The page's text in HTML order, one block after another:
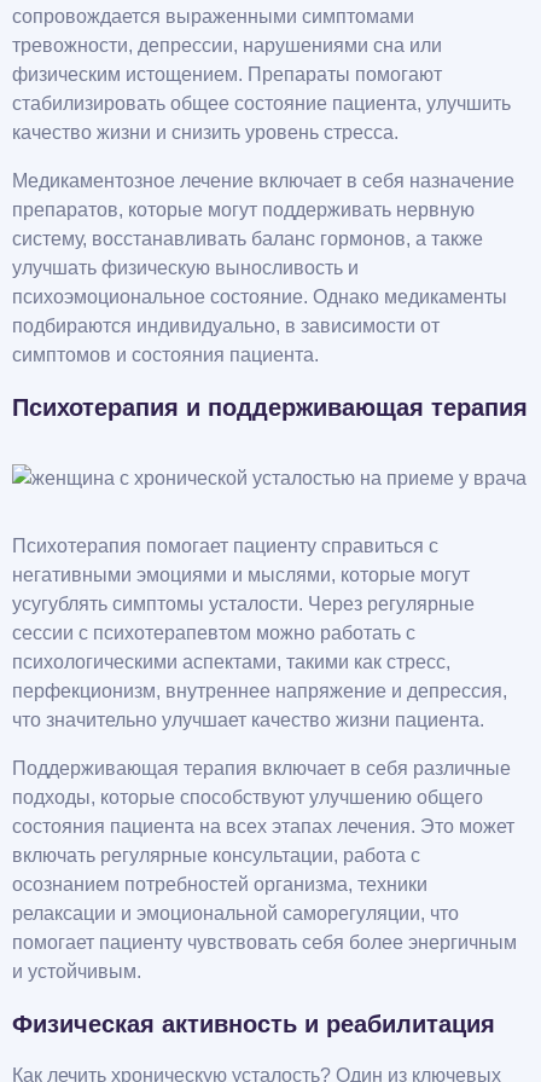
сопровождается выраженными симптомами
тревожности, депрессии, нарушениями сна или
физическим истощением. Препараты помогают
стабилизировать общее состояние пациента, улучшить
качество жизни и снизить уровень стресса.
Медикаментозное лечение включает в себя назначение
препаратов, которые могут поддерживать нервную
систему, восстанавливать баланс гормонов, а также
улучшать физическую выносливость и
психоэмоциональное состояние. Однако медикаменты
подбираются индивидуально, в зависимости от
симптомов и состояния пациента.
Психотерапия и поддерживающая терапия
Психотерапия помогает пациенту справиться с
негативными эмоциями и мыслями, которые могут
усугублять симптомы усталости. Через регулярные
сессии с психотерапевтом можно работать с
психологическими аспектами, такими как стресс,
перфекционизм, внутреннее напряжение и депрессия,
что значительно улучшает качество жизни пациента.
Поддерживающая терапия включает в себя различные
подходы, которые способствуют улучшению общего
состояния пациента на всех этапах лечения. Это может
включать регулярные консультации, работа с
осознанием потребностей организма, техники
релаксации и эмоциональной саморегуляции, что
помогает пациенту чувствовать себя более энергичным
и устойчивым.
Физическая активность и реабилитация
Как лечить хроническую усталость? Один из ключевых